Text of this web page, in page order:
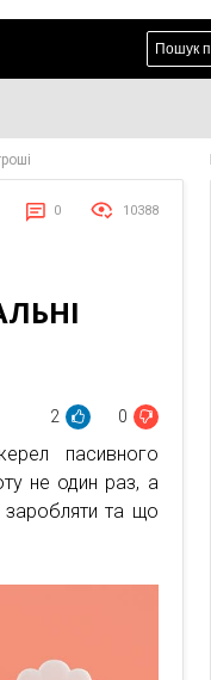
0 10388
2 0
пасивного
не один раз, а
заробляти та що